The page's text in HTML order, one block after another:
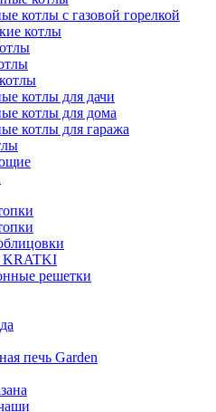
котлы с газовой горелкой
котлы
котлы для дачи
котлы для дома
котлы для гаража
KRATKI
решетки
печь Garden